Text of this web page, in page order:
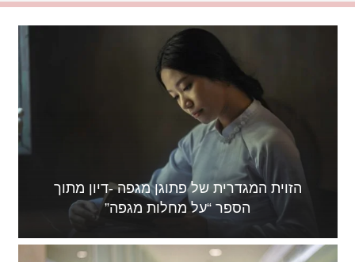
הזוית המגדרית של פתוגן מגפה -דיון מתוך
הספר “על מחלות מגפה”